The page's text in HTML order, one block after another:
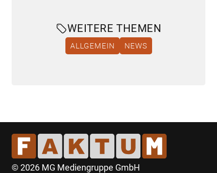
WEITERE THEMEN
ALLGEMEIN NEWS
© 2026 MG Mediengruppe GmbH